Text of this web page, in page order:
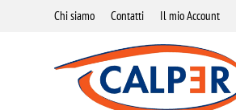
Chi siamo Contatti Il mio Account